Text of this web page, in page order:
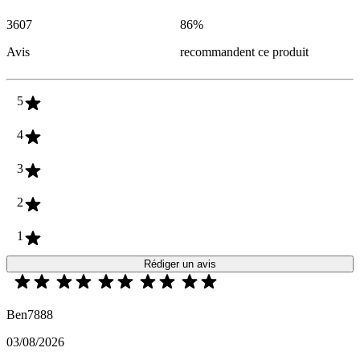
3607
Avis
86%
recommandent ce produit
5
4
3
2
1
Rédiger un avis
Ben7888
03/08/2026